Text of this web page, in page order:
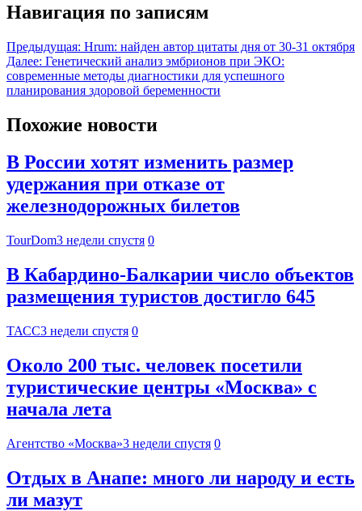
Навигация по записям
Предыдущая: Hrum: найден автор цитаты дня от 30-31 октября
Далее: Генетический анализ эмбрионов при ЭКО:
современные методы диагностики для успешного
планирования здоровой беременности
Похожие новости
В России хотят изменить размер
удержания при отказе от
железнодорожных билетов
TourDom3 недели спустя 0
В Кабардино-Балкарии число объектов
размещения туристов достигло 645
ТАСС3 недели спустя 0
Около 200 тыс. человек посетили
туристические центры «Москва» с
начала лета
Агентство «Москва»3 недели спустя 0
Отдых в Анапе: много ли народу и есть
ли мазут